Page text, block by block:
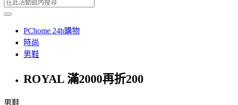
PChome 24h購物
時尚
男鞋
ROYAL 滿2000再折200
男鞋